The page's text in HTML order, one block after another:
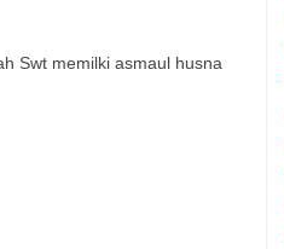
Swt memilki asmaul husna